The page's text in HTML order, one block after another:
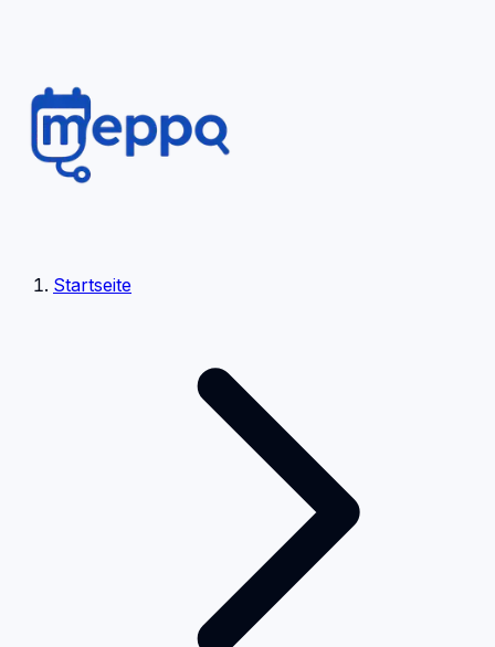
Startseite